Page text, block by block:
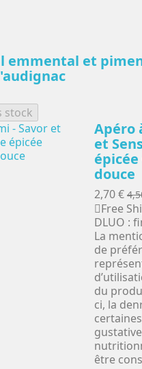
emmental et
stock
Apéro
et
douce
2,70 €
Free
DLUO :
La
de
du
ci, la
être